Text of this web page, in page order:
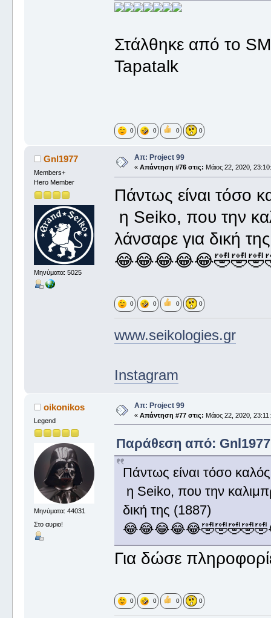
Στάλθηκε από το
Tapatalk
0 0 0 0
Gnl1977
Members+
Hero Member
Μηνύματα: 5025
Απ: Project 99
« Απάντηση #76 στις: Μάιος 22, 2020,
Πάντως είναι τόσο
η Seiko, που την
λάνσαρε για δική
0 0 0 0
www.seikologies.gr
Instagram
oikonikos
Legend
Μηνύματα: 44031
Στο αυριο!
Απ: Project 99
« Απάντηση #77 στις: Μάιος 22, 2020,
Παράθεση από: Gnl1977
Πάντως είναι τόσο
η Seiko, που την
δική της (1887)
Για δώσε
0 0 0 0